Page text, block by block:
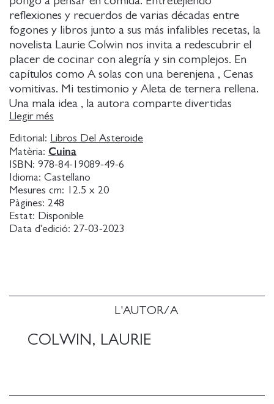
L'AUTOR/A
COLWIN, LAURIE
reflexiones y recuerdos de varias décadas entre
fogones y libros junto a sus más infalibles recetas, la
novelista Laurie Colwin nos invita a redescubrir el
placer de cocinar con alegría y sin complejos. En
capítulos como A solas con una berenjena , Cenas
vomitivas. Mi testimonio y Aleta de ternera rellena.
Una mala idea , la autora comparte divertidas
anécdotas cómo preparar pasta en un minúsculo
apartamento en el Nueva York de finales de los
sesenta, dar de comer a una multitud de estudiantes
en huelga u organizar una cena y lidiar con invitados
tiquismiquis y ofrece útiles consejos tanto para
neófitos como para entendidos.
Publicado en 1988, este célebre libro, a medio
camino entre las memorias y el recetario, es un
homenaje a los pequeños placeres de la cocina y al
como lo haría una buena amiga y nos invita a vivir
nuestra relación con la cocina con curiosidad,
una falta de pretensiones que la convierten en una
Llegir més
Editorial: Libros Del Asteroide
Matèria: Cuina
ISBN: 978-84-19089-49-6
Idioma: Castellano
Mesures cm:
12.5 x 20
Pàgines: 248
Estat: Disponible
Data d'edició: 27-03-2023